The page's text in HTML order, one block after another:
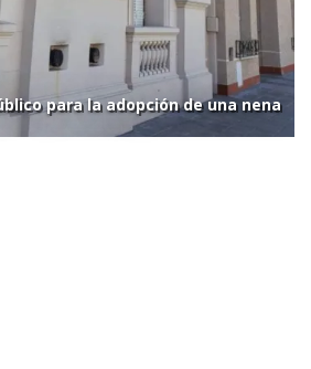
para la adopción de una nena